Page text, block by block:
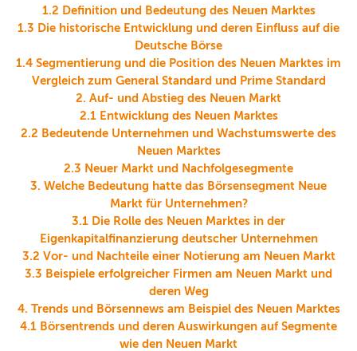
1.2 Definition und Bedeutung des Neuen Marktes
1.3 Die historische Entwicklung und deren Einfluss auf die
Deutsche Börse
1.4 Segmentierung und die Position des Neuen Marktes im
Vergleich zum General Standard und Prime Standard
2. Auf- und Abstieg des Neuen Markt
2.1 Entwicklung des Neuen Marktes
2.2 Bedeutende Unternehmen und Wachstumswerte des
Neuen Marktes
2.3 Neuer Markt und Nachfolgesegmente
3. Welche Bedeutung hatte das Börsensegment Neue
Markt für Unternehmen?
3.1 Die Rolle des Neuen Marktes in der
Eigenkapitalfinanzierung deutscher Unternehmen
3.2 Vor- und Nachteile einer Notierung am Neuen Markt
3.3 Beispiele erfolgreicher Firmen am Neuen Markt und
deren Weg
4. Trends und Börsennews am Beispiel des Neuen Marktes
4.1 Börsentrends und deren Auswirkungen auf Segmente
wie den Neuen Markt